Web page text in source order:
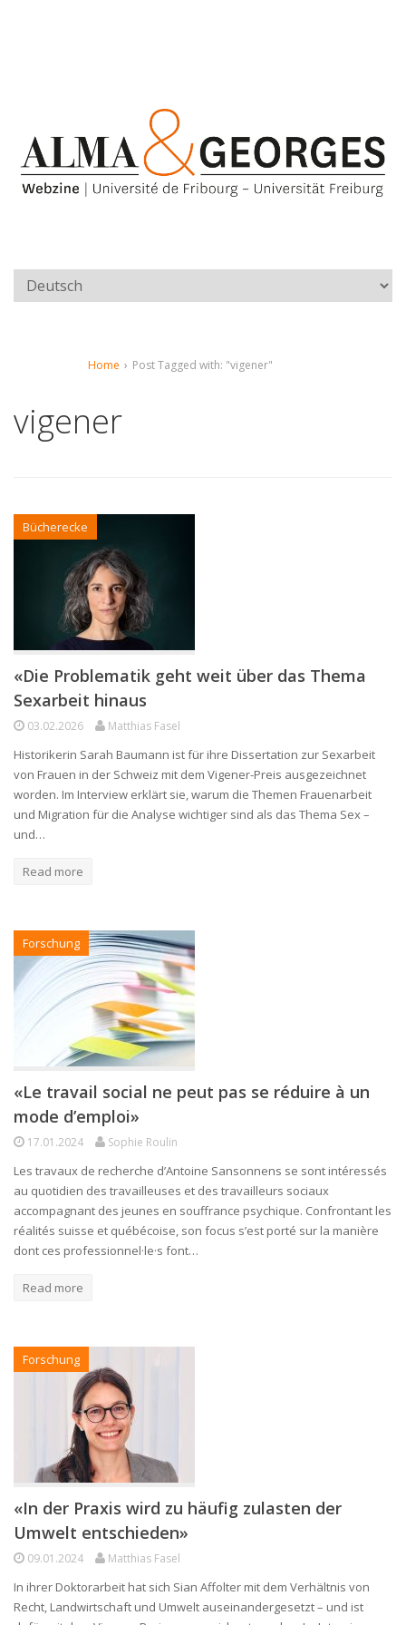
Home › Post Tagged with: "vigener"
vigener
Bücherecke
«Die Problematik geht weit über das Thema
Sexarbeit hinaus
03.02.2026 Matthias Fasel
Historikerin Sarah Baumann ist für ihre Dissertation zur Sexarbeit
von Frauen in der Schweiz mit dem Vigener-Preis ausgezeichnet
worden. Im Interview erklärt sie, warum die Themen Frauenarbeit
und Migration für die Analyse wichtiger sind als das Thema Sex –
und…
Read more
Forschung
«Le travail social ne peut pas se réduire à un
mode d’emploi»
17.01.2024 Sophie Roulin
Les travaux de recherche d’Antoine Sansonnens se sont intéressés
au quotidien des travailleuses et des travailleurs sociaux
accompagnant des jeunes en souffrance psychique. Confrontant les
réalités suisse et québécoise, son focus s’est porté sur la manière
dont ces professionnel·le·s font…
Read more
Forschung
«In der Praxis wird zu häufig zulasten der
Umwelt entschieden»
09.01.2024 Matthias Fasel
In ihrer Doktorarbeit hat sich Sian Affolter mit dem Verhältnis von
Recht, Landwirtschaft und Umwelt auseinandergesetzt – und ist